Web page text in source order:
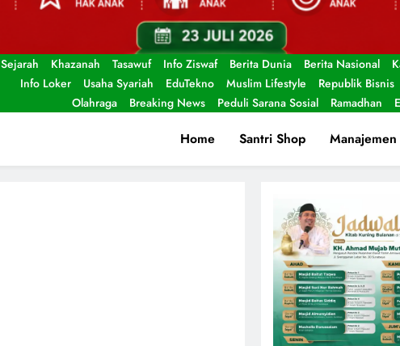
Sejarah Khazanah Tasawuf Info Ziswaf Berita Dunia Berita Nasional
Info Loker
Usaha Syariah EduTekno Muslim Lifestyle Republik Bisnis
Olahraga
Breaking News Peduli Sarana Sosial Ramadhan
Home Santri Shop